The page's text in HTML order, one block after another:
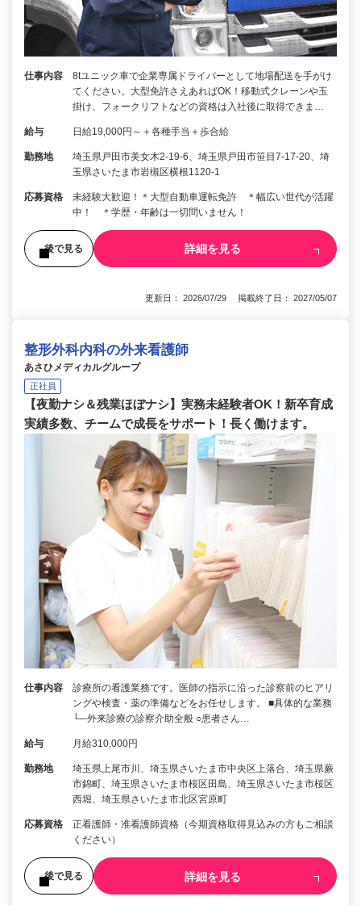
仕事内容
8tユニック車で企業専属ドライバーとして地場配送を手がけ
てください。大型免許さえあればOK！移動式クレーンや玉
掛け、フォークリフトなどの資格は入社後に取得できま…
給与 日給19,000円～＋各種手当＋歩合給
勤務地
埼玉県戸田市美女木2-19-6、埼玉県戸田市笹目7-17-20、埼
玉県さいたま市岩槻区横根1120-1
応募資格
未経験大歓迎！＊大型自動車運転免許 ＊幅広い世代が活躍
中！ ＊学歴・年齢は一切問いません！
後で見る 詳細を見る
更新日： 2026/07/29 掲載終了日： 2027/05/07
整形外科内科の外来看護師
あさひメディカルグループ
正社員
【夜勤ナシ＆残業ほぼナシ】実務未経験者OK！新卒育成
実績多数、チームで成長をサポート！長く働けます。
仕事内容
診療所の看護業務です。医師の指示に沿った診察前のヒアリ
ングや検査・薬の準備などをお任せします。 ■具体的な業務
└─外来診療の診察介助全般 ○患者さん…
給与 月給310,000円
勤務地
埼玉県上尾市川、埼玉県さいたま市中央区上落合、埼玉県蕨
市錦町、埼玉県さいたま市桜区田島、埼玉県さいたま市桜区
西堀、埼玉県さいたま市北区宮原町
応募資格
正看護師・准看護師資格（今期資格取得見込みの方もご相談
ください）
後で見る 詳細を見る